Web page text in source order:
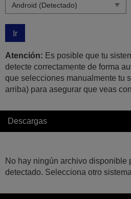
Ir
Atención: Es posible que tu
detecte correctamente de forma
que selecciones manualmente tu
arriba) para asegurar que veas
Descargas
No hay ningún archivo disponible
detectado. Selecciona otro